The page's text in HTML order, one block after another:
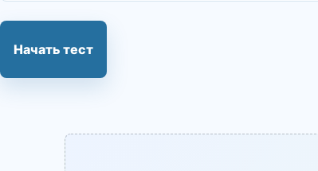
Начать тест